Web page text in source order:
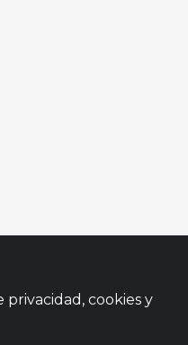
privacidad, cookies y